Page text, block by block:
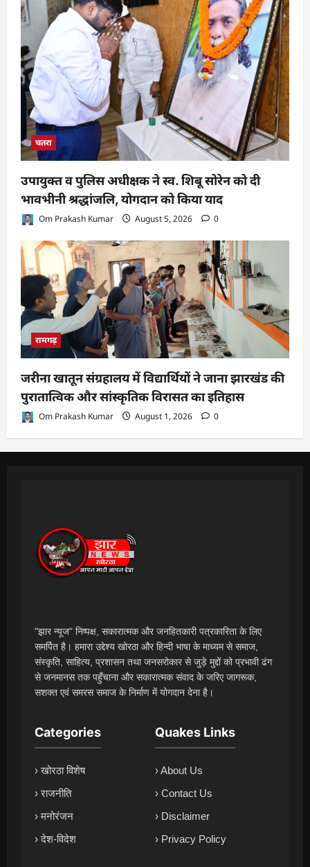
चतरा
उपायुक्त व पुलिस अधीक्षक ने स्व. शिबू सोरेन को दी
भावभीनी श्रद्धांजलि, योगदान को किया याद
Om Prakash Kumar August 5, 2026 0
रामगढ़
जरीना खातून संग्रहालय में विद्यार्थियों ने जाना झारखंड की
पुरातात्विक और सांस्कृतिक विरासत का इतिहास
Om Prakash Kumar August 1, 2026 0
"झार न्यूज" निष्पक्ष, सकारात्मक और जनहितकारी पत्रकारिता के लिए
समर्पित है। हमारा उद्देश्य खोरठा और हिन्दी भाषा के माध्यम से समाज,
संस्कृति, साहित्य, प्रशासन तथा जनसरोकार से जुड़े मुद्दों को प्रभावी ढंग
से जनमानस तक पहुँचाना और सकारात्मक संवाद के जरिए जागरूक,
सशक्त एवं समरस समाज के निर्माण में योगदान देना है।
Categories
› खोरठा विशेष
› राजनीति
› मनोरंजन
› देश-विदेश
Quakes Links
› About Us
› Contact Us
› Disclaimer
› Privacy Policy